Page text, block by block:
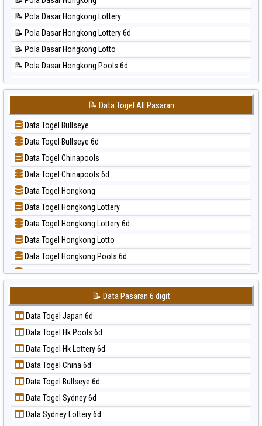
📊 Statistik North Carolina Day
📊 Statistik Pcso
📊 Statistik Pennsylvania Day
📊 Statistik Sao Paulo
📊 Statistik Singapore
📊 Statistik Sydney
📊 Statistik Sydney Lottery
📊 Statistik Sydney Lottery 6d
📊 Statistik Sydney Lotto
📊 Statistik Sydney Pools 6d
📊 Statistik Taipei
📊 Statistik Taiwan
📝 Pola Dasar Hongkong Lottery
📝 Pola Dasar Hongkong Lottery 6d
📝 Pola Dasar Hongkong Lotto
📝 Pola Dasar Hongkong Pools 6d
📝 Pola Dasar Japan
📝 Pola Dasar Japan 6d
📝 Pola Dasar Korea
📝 Pola Dasar Kuda Lari
📝 Pola Dasar Magnum Cambodia
📝 Pola Dasar Nagoya
📝 Pola Dasar North Carolina Day
📝 Pola Dasar Pcso
📝 Pola Dasar Sao Paulo
📝 Pola Dasar Singapore
📝 Pola Dasar Sydney
📝 Pola Dasar Sydney Lottery
📝 Pola Dasar Sydney Lottery 6d
📝 Pola Dasar Sydney Lotto
📝 Pola Dasar Sydney Pools 6d
📝 Pola Dasar Taipei
📝 Pola Dasar Taiwan
📝 Data Togel All Pasaran
Data Togel Bullseye
Data Togel Bullseye 6d
Data Togel Chinapools
Data Togel Chinapools 6d
Data Togel Hongkong
Data Togel Hongkong Lottery
Data Togel Hongkong Lottery 6d
Data Togel Hongkong Lotto
Data Togel Hongkong Pools 6d
Data Togel Japan
Data Togel Japan 6d
Data Togel Korea
Data Togel Kuda Lari
Data Togel Magnum Cambodia
Data Togel Nagoya
Data Togel North Carolina Day
Data Togel Pcso
Data Togel Sao Paulo
Data Togel Singapore
📝 Data Pasaran 6 digit
Data Togel Japan 6d
Data Togel Hk Pools 6d
Data Togel Hk Lottery 6d
Data Togel China 6d
Data Togel Bullseye 6d
Data Togel Sydney 6d
Data Sydney Lottery 6d